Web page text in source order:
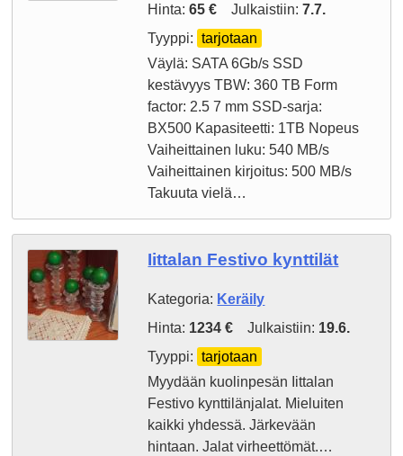
Hinta:65 € Julkaistiin:7.7.
Tyyppi:
tarjotaan
Väylä: SATA 6Gb/s SSD
kestävyys TBW: 360 TB Form
factor: 2.5 7 mm SSD-sarja:
BX500 Kapasiteetti: 1TB Nopeus
Vaiheittainen luku: 540 MB/s
Vaiheittainen kirjoitus: 500 MB/s
Takuuta vielä…
Iittalan Festivo kynttilät
Kategoria: Keräily
Hinta: 1234 € Julkaistiin: 19.6.
Tyyppi:
tarjotaan
Myydään kuolinpesän Iittalan
Festivo kynttilänjalat. Mieluiten
kaikki yhdessä. Järkevään
hintaan. Jalat virheettömät.…